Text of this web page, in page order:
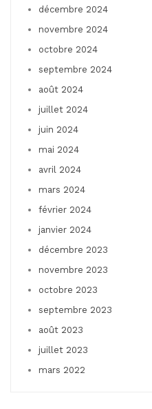
décembre 2024
novembre 2024
octobre 2024
septembre 2024
août 2024
juillet 2024
juin 2024
mai 2024
avril 2024
mars 2024
février 2024
janvier 2024
décembre 2023
novembre 2023
octobre 2023
septembre 2023
août 2023
juillet 2023
mars 2022